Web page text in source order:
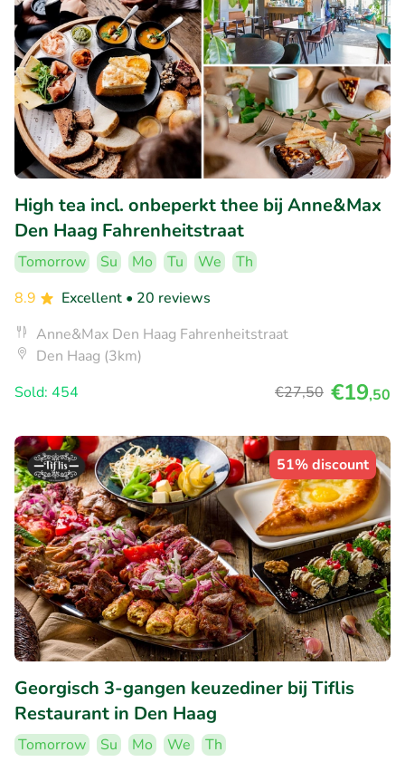
High tea incl. onbeperkt thee bij Anne&Max
Den Haag Fahrenheitstraat
Tomorrow Su Mo Tu We
Th
8.9
Excellent • 20 reviews
Anne&Max Den Haag Fahrenheitstraat
Den Haag (3km)
Sold: 454
€27,50 €19,50
51% discount
Georgisch 3-gangen keuzediner bij Tiflis
Restaurant in Den Haag
Tomorrow Su Mo We
Th